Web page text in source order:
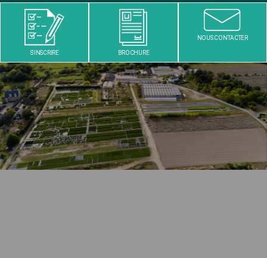
S'INSCRIRE BROCHURE
NOUS CONTACTER